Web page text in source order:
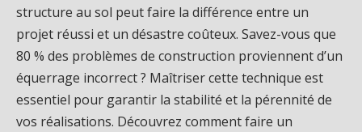
structure au sol peut faire la différence entre un
projet réussi et un désastre coûteux. Savez-vous que
80 % des problèmes de construction proviennent d’un
équerrage incorrect ? Maîtriser cette technique est
essentiel pour garantir la stabilité et la pérennité de
vos réalisations. Découvrez comment faire un